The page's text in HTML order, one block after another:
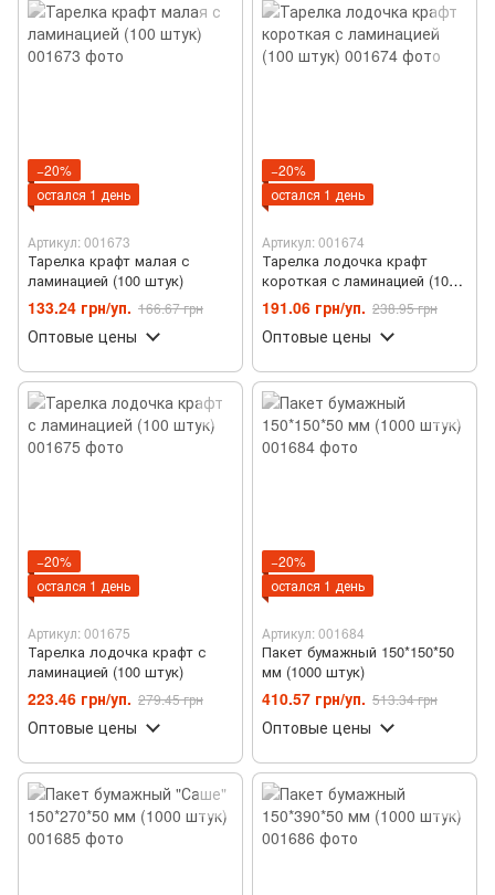
−20%
остался 1 день
Артикул: 001673
Тарелка крафт малая с
ламинацией (100 штук)
133.24 грн/уп. 166.67 грн
Оптовые цены
−20%
остался 1 день
Артикул: 001674
Тарелка лодочка крафт
короткая с ламинацией (100
штук)
191.06 грн/уп. 238.95 грн
Оптовые цены
−20%
остался 1 день
Артикул: 001675
Тарелка лодочка крафт с
ламинацией (100 штук)
223.46 грн/уп. 279.45 грн
Оптовые цены
−20%
остался 1 день
Артикул: 001684
Пакет бумажный 150*150*50
мм (1000 штук)
410.57 грн/уп. 513.34 грн
Оптовые цены